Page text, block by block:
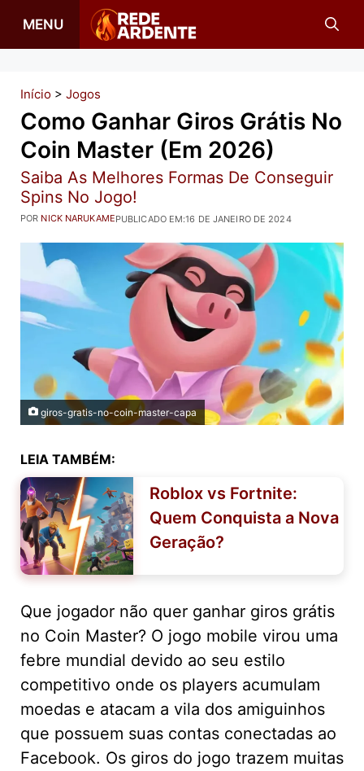
para
conteúdo
MENU
Início > Jogos
Como Ganhar Giros Grátis No
Coin Master (em 2026)
Saiba As Melhores Formas De Conseguir
Spins No Jogo!
PUBLICADO EM:16 DE JANEIRO DE 2024
POR NICK NARUKAME
giros-gratis-no-coin-master-capa
LEIA TAMBÉM:
Roblox vs Fortnite:
Quem Conquista a Nova
Geração?
Que jogador não quer ganhar giros grátis
no Coin Master? O jogo mobile virou uma
febre mundial devido ao seu estilo
competitivo onde os players acumulam
moedas e atacam a vila dos amiguinhos
que possuem suas contas conectadas ao
Facebook. Os giros do jogo trazem muitas